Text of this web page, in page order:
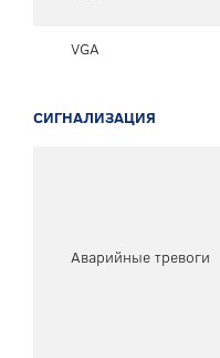
VGA
СИГНАЛИЗАЦИЯ
Аварийные тревоги